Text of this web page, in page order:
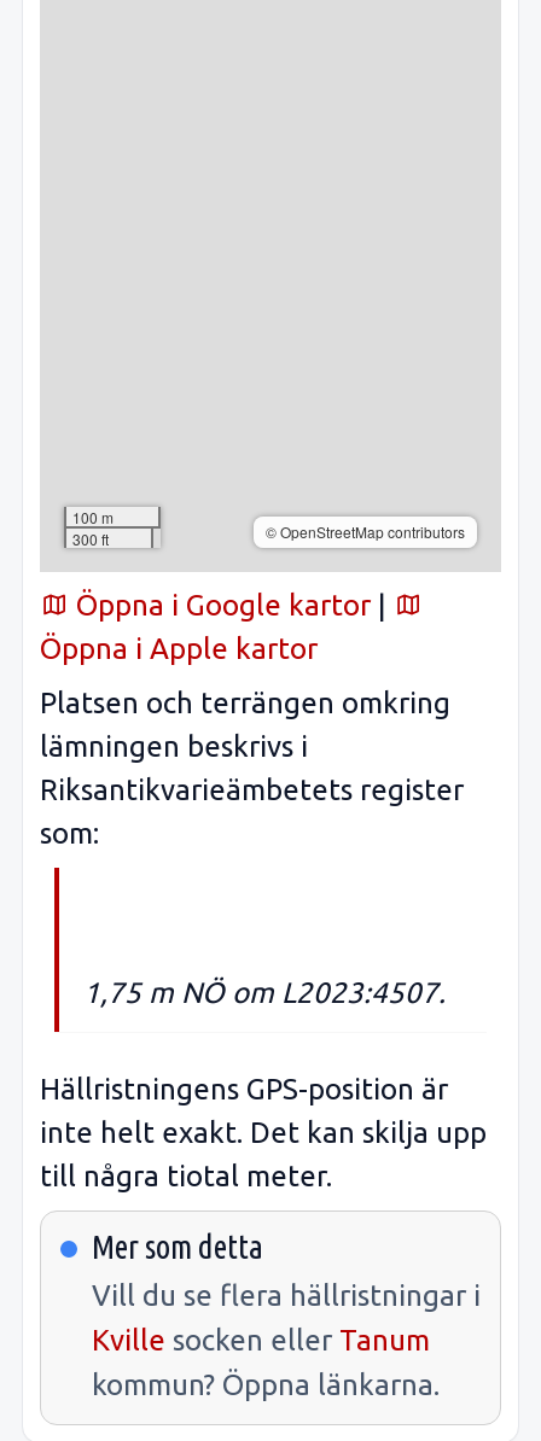
100 m
300 ft
© OpenStreetMap contributors
Öppna i Google kartor |
Öppna i Apple kartor
Platsen och terrängen omkring
lämningen beskrivs i
Riksantikvarieämbetets register
som:
1,75 m NÖ om L2023:4507.
Hällristningens GPS-position är
inte helt exakt. Det kan skilja upp
till några tiotal meter.
Mer som detta
Vill du se flera hällristningar i
Kville socken eller Tanum
kommun? Öppna länkarna.